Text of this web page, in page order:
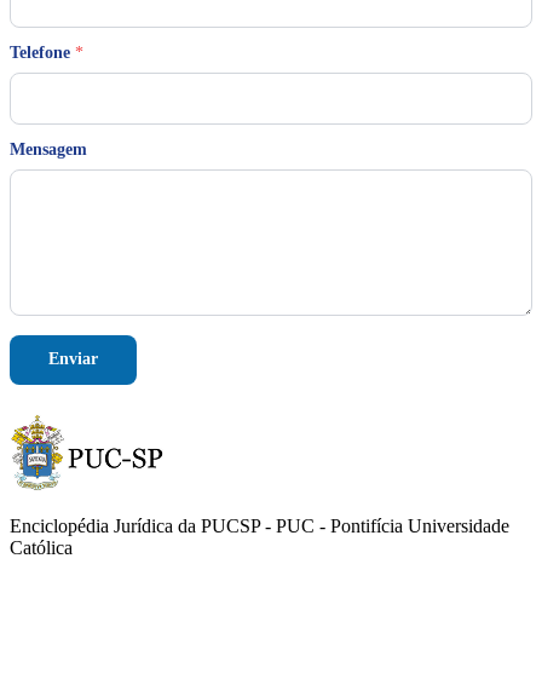
*
a
i
l
n
e
Telefone *
Mensagem
Enviar
Enciclopédia Jurídica da PUCSP - PUC - Pontifícia Universidade
Católica